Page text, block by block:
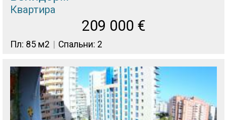
Квартира
209 000 €
Пл: 85 м2 Спальни: 2